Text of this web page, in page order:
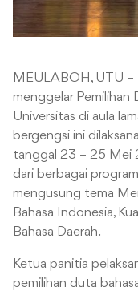
MEULABOH, UTU –
menggelar
Universitas di aula
bergengsi ini
tanggal 23 – 25 Mei
dari berbagai
mengusung tema
Bahasa Indonesia,
Bahasa Daerah.
Ketua panitia
pemilihan duta